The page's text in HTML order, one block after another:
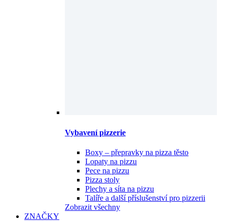
Vybavení pizzerie
Boxy – přepravky na pizza těsto
Lopaty na pizzu
Pece na pizzu
Pizza stoly
Plechy a síta na pizzu
Talíře a další příslušenství pro pizzerii
Zobrazit všechny
ZNAČKY